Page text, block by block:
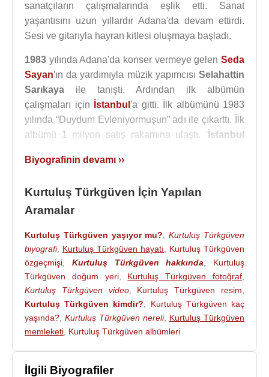
sanatçıların çalışmalarında eşlik etti. Sanat
yaşantısını uzun yıllardır Adana'da devam ettirdi.
Sesi ve gitarıyla hayran kitlesi oluşmaya başladı.
1983 yılında Adana'da konser vermeye gelen Seda
Sayan'ın da yardımıyla müzik yapımcısı Selahattin
Sarıkaya ile tanıştı. Ardından ilk albümün
çalışmaları için
İstanbul 'a gitti. İlk albümünü 1983
yılında “Duydum Evleniyormuşun” adı ile çıkarttı. İlk
albümü 1 milyon satış rakamına ulaştı. ' İstanbul
düşmez oldu.
İstanbul’da 4 yıl çalıştıktan sonra yine
döndü. Bir vakitler sadece tek konser için gittiği
talep gelmiş ki, her hafta üssün gediklisi olmuş.
Söz ve müziği Sezen Aksu 'ya ait ' Keskin Bıçak
şarkısındaki yorumuyla herkesten beğeni aldı.
Meksikalı gitar virtüözüCarlos Santanaile
benzeşmesi, Kurtuluş'a 'Türkiye'nin Santana'sı'
olarak tanıtılmasını sağladı.
Kurtuluş Türkgüven, 4 Temmuz
Biyografinin devamı ››
Kurtuluş Türkgüven İçin Yapılan
Aramalar
Kurtuluş Türkgüven yaşıyor mu? ,Kurtuluş Türkgüven
biyografi, Kurtuluş Türkgüven hayatı
Kurtuluş Türkgüven
özgeçmişi
Kurtuluş Türkgüven hakkında
Kurtuluş
Türkgüven doğum yeri, Kurtuluş Türkgüven fotoğraf
Kurtuluş Türkgüven video, Kurtuluş Türkgüven resim
Kurtuluş Türkgüven kimdir?
Kurtuluş Türkgüven kaç
yaşında? Kurtuluş Türkgüven nereli, Kurtuluş Türkgüven
memleketi Kurtuluş Türkgüven albümleri
İlgili Biyografiler